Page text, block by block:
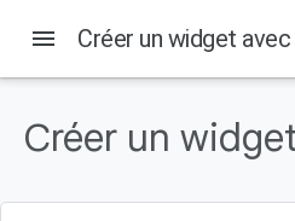
Télécharger le code de démarrage
Que sont les widgets ?
Créer un widget
menu Créer un widget avec
Créer un